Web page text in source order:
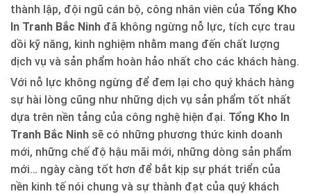
thành lập, đội ngũ cán bộ, công nhân viên của Tổng Kho
In Tranh Bắc Ninh đã không ngừng nỗ lực, tích cực trau
dồi kỹ năng, kinh nghiệm nhằm mang đến chất lượng
dịch vụ và sản phẩm hoàn hảo nhất cho các khách hàng.
Với nỗ lực không ngừng để đem lại cho quý khách hàng
sự hài lòng cũng như những dịch vụ sản phẩm tốt nhất
dựa trên nền tảng của công nghệ hiện đại. Tổng Kho In
Tranh Bắc Ninh sẽ có những phương thức kinh doanh
mới, những chế độ hậu mãi mới, những dòng sản phẩm
mới… ngày càng tốt hơn để bắt kịp sự phát triển của
nền kinh tế nói chung và sự thành đạt của quý khách